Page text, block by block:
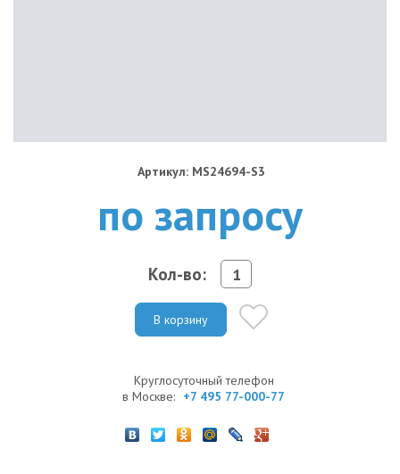
Артикул: MS24694-S3
по запросу
Кол-во:
В корзину
Круглосуточный телефон
в Москве: +7 495 77-000-77